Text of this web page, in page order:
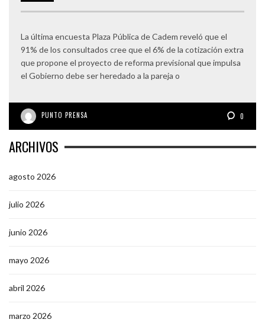
La última encuesta Plaza Pública de Cadem reveló que el
91% de los consultados cree que el 6% de la cotización extra
que propone el proyecto de reforma previsional que impulsa
el Gobierno debe ser heredado a la pareja o
PUNTO PRENSA 0
ARCHIVOS
agosto 2026
julio 2026
junio 2026
mayo 2026
abril 2026
marzo 2026